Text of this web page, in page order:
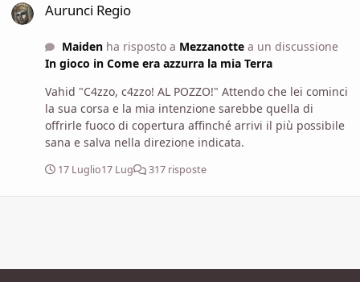
Aurunci Regio
Maidenha risposto a Mezzanottea un discussione
In gioco in Come era azzurra la mia Terra
Vahid "C4zzo, c4zzo! AL POZZO!" Attendo che lei cominci
la sua corsa e la mia intenzione sarebbe quella di
offrirle fuoco di copertura affinché arrivi il più possibile
sana e salva nella direzione indicata.
17 Luglio17 Lug 317 risposte